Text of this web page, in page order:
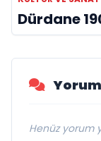
Dürdane
Henüz yorum